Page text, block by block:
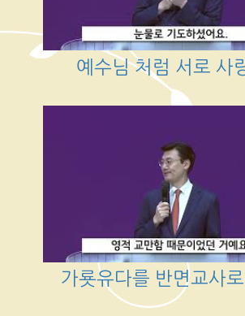
예수님 처럼 서로 사
가룟유다를 반면교사